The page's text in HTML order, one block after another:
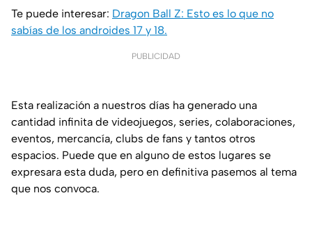
Te puede interesar: Dragon Ball Z: Esto es lo que no
sabías de los androides 17 y 18.
PUBLICIDAD
Esta realización a nuestros días ha generado una
cantidad infinita de videojuegos, series, colaboraciones,
eventos, mercancía, clubs de fans y tantos otros
espacios. Puede que en alguno de estos lugares se
expresara esta duda, pero en definitiva pasemos al tema
que nos convoca.